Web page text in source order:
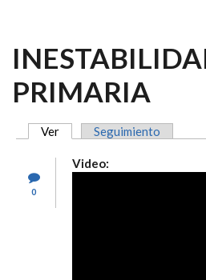
PRIMARIA
SOLAPAS
Ver (solapa activa)
Seguimiento
0
Video: